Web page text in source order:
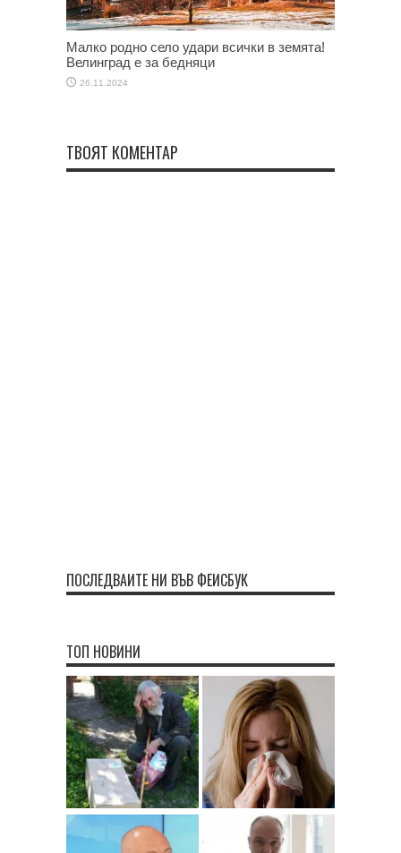
Малко родно село удари всички в земята!
Велинград е за бедняци
26.11.2024
ТВОЯТ КОМЕНТАР
ПОСЛЕДВАЙТЕ НИ ВЪВ ФЕЙСБУК
ТОП НОВИНИ